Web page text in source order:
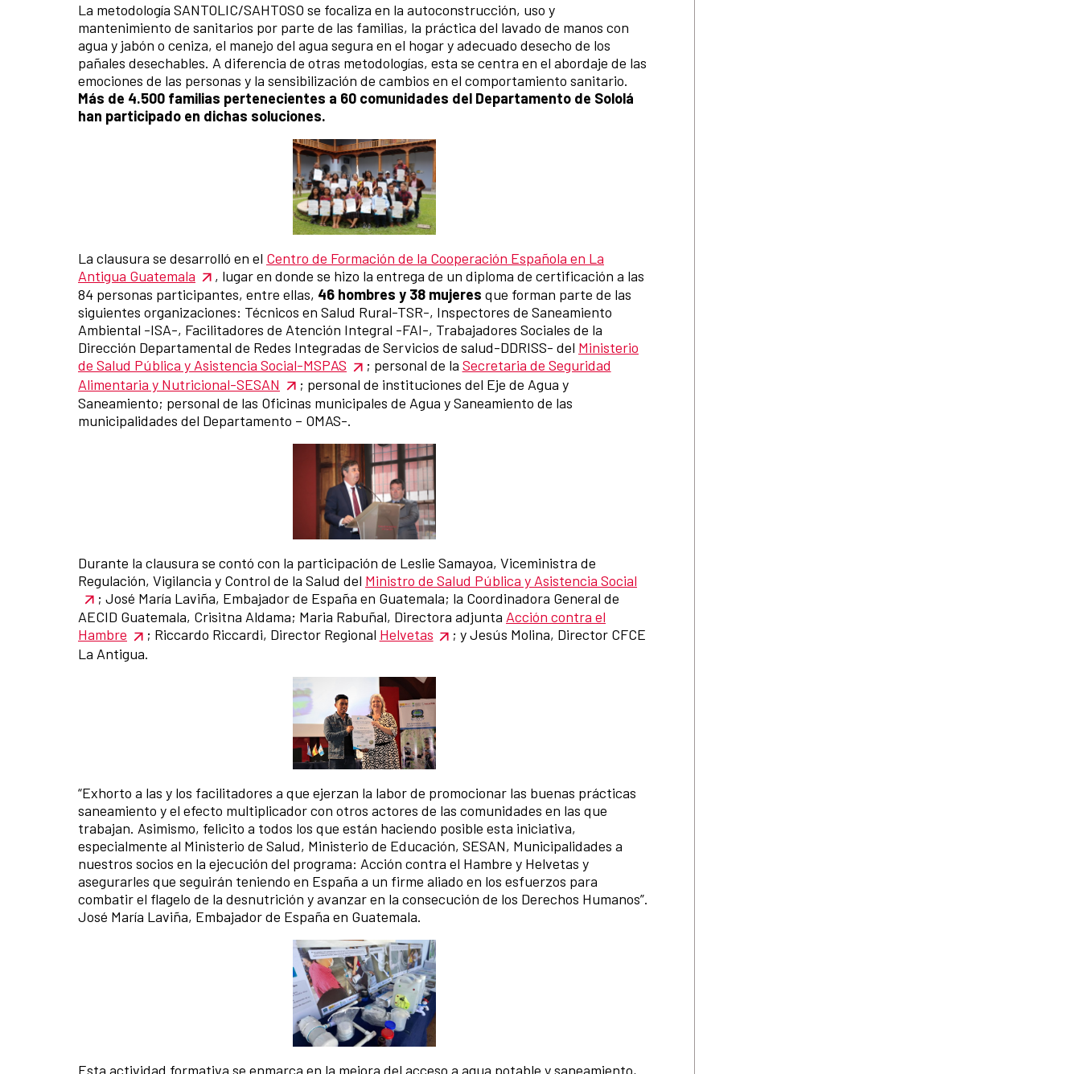
Contenido de la noticia
La metodología SANTOLIC/SAHTOSO se focaliza en la autoconstrucción, uso y
mantenimiento de sanitarios por parte de las familias, la práctica del lavado de manos con
agua y jabón o ceniza, el manejo del agua segura en el hogar y adecuado desecho de los
pañales desechables. A diferencia de otras metodologías, esta se centra en el abordaje de las
emociones de las personas y la sensibilización de cambios en el comportamiento sanitario.
Más de 4.500 familias pertenecientes a 60 comunidades del Departamento de Sololá
han participado en dichas soluciones.
La clausura se desarrolló en el Centro de Formación de la Cooperación Española en La
Antigua Guatemala
, lugar en donde se hizo la entrega de un diploma de certificación a las
84 personas participantes, entre ellas, 46 hombres y 38 mujeres que forman parte de las
siguientes organizaciones: Técnicos en Salud Rural-TSR-, Inspectores de Saneamiento
Ambiental -ISA-, Facilitadores de Atención Integral -FAI-, Trabajadores Sociales de la
Dirección Departamental de Redes Integradas de Servicios de salud-DDRISS- del Ministerio
de Salud Pública y Asistencia Social-MSPAS
; personal de la Secretaria de Seguridad
Alimentaria y Nutricional-SESAN
; personal de instituciones del Eje de Agua y
Saneamiento; personal de las Oficinas municipales de Agua y Saneamiento de las
municipalidades del Departamento – OMAS-.
Durante la clausura se contó con la participación de Leslie Samayoa, Viceministra de
Regulación, Vigilancia y Control de la Salud del Ministro de Salud Pública y Asistencia Social
; José María Laviña, Embajador de España en Guatemala; la Coordinadora General de
AECID Guatemala, Crisitna Aldama; Maria Rabuñal, Directora adjunta Acción contra el
Hambre
; Riccardo Riccardi, Director Regional Helvetas
; y Jesús Molina, Director CFCE
La Antigua.
“Exhorto a las y los facilitadores a que ejerzan la labor de promocionar las buenas prácticas
saneamiento y el efecto multiplicador con otros actores de las comunidades en las que
trabajan. Asimismo, felicito a todos los que están haciendo posible esta iniciativa,
especialmente al Ministerio de Salud, Ministerio de Educación, SESAN, Municipalidades a
nuestros socios en la ejecución del programa: Acción contra el Hambre y Helvetas y
asegurarles que seguirán teniendo en España a un firme aliado en los esfuerzos para
combatir el flagelo de la desnutrición y avanzar en la consecución de los Derechos Humanos”.
José María Laviña, Embajador de España en Guatemala.
Esta actividad formativa se enmarca en la mejora del acceso a agua potable y saneamiento,